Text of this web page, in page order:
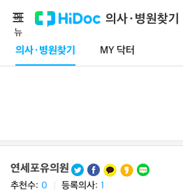
의사·병원찾기
의사·병원찾기 MY 닥터
메
뉴
연세포유의원
추천수: 0 등록의사: 1